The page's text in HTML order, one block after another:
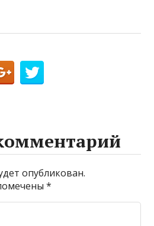
опубликован.
*